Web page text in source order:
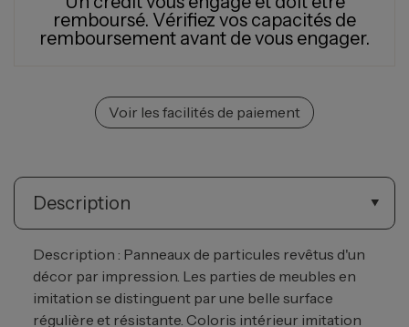
remboursé. Vérifiez vos capacités de
remboursement avant de vous engager.
Voir les facilités de paiement
Description
Description : Panneaux de particules revêtus d'un
décor par impression. Les parties de meubles en
imitation se distinguent par une belle surface
régulière et résistante. Coloris intérieur imitation